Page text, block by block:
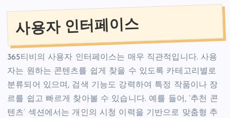
사용자 인터페이스
365티비의 사용자 인터페이스는 매우 직관적입니다. 사용
자는 원하는 콘텐츠를 쉽게 찾을 수 있도록 카테고리별로
분류되어 있으며, 검색 기능도 강력하여 특정 작품이나 장
르를 쉽고 빠르게 찾아볼 수 있습니다. 예를 들어, ‘추천 콘
텐츠’ 섹션에서는 개인의 시청 이력을 기반으로 맞춤형 추